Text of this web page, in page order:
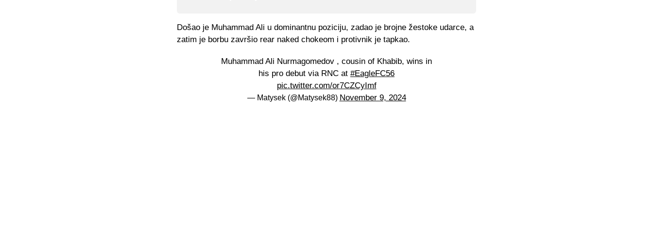
Došao je Muhammad Ali u dominantnu poziciju, zadao je brojne žestoke udarce, a
zatim je borbu završio rear naked chokeom i protivnik je tapkao.
Muhammad Ali Nurmagomedov , cousin of Khabib, wins in
his pro debut via RNC at #EagleFC56
pic.twitter.com/or7CZCyImf
— Matysek (@Matysek88) November 9, 2024